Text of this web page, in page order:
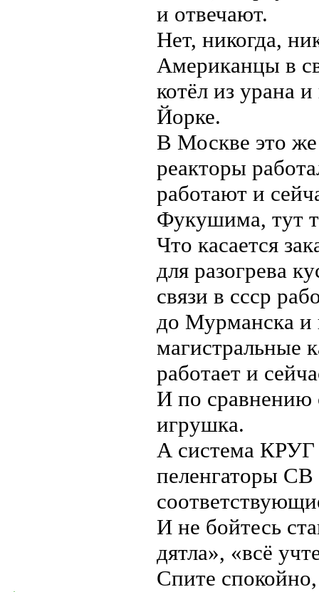
и отвечают.
Нет, никогда,
Американцы в
котёл из урана
Йорке.
В Москве это же
реакторы
работают и
Фукушима, тут
Что касается
для разогрева
связи в ссср
до Мурманска и
магистральные
работает и
И по сравнению
игрушка.
А система
пеленгаторы
И не бойтесь
дятла», «всё
Спите